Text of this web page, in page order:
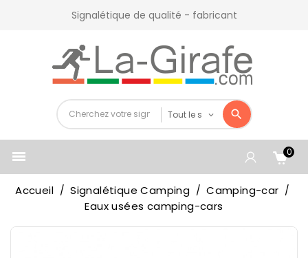
Signalétique de qualité - fabricant
 0
Accueil Signalétique Camping
Camping-car
Eaux usées camping-cars